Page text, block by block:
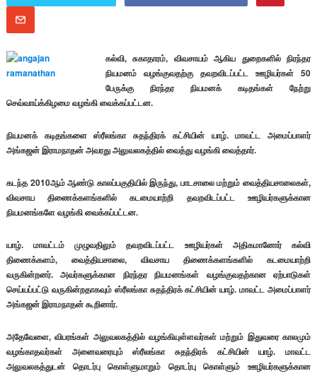
கல்வி, சுகாதாரம், விவசாயம் ஆகிய துறைகளில் நிரந்தர
நியமனம் வழங்குவதற்கு தவறவிடப்பட்ட ஊழியர்கள் 50
பேருக்கு நிரந்தர நியமனக் கடிதங்கள் நேற்று
செவ்வாய்க்கிழமை வழங்கி வைக்கப்பட்டன.
நியமனக் கடிதங்களை ஸ்ரீலங்கா சுதந்திரக் கட்சியின் யாழ். மாவட்ட அமைப்பாளர்
அங்கஜன் இராமநாதன் அவரது அலுவலகத்தில் வைத்து வழங்கி வைத்தார்.
கடந்த 2010ஆம் ஆண்டு காலப்பகுதியில் இருந்து, பாடசாலை மற்றும் வைத்தியசாலைகள்,
விவசாய திணைக்களங்களில் கடமையாற்றி தவறவிடப்பட்ட ஊழியர்களுக்கான
நியமனங்களே வழங்கி வைக்கப்பட்டன.
யாழ். மாவட்டம் முழுவதிலும் தவறவிடப்பட்ட ஊழியர்கள் அதிகமானோர் கல்வி
திணைக்களம், வைத்தியசாலை, விவசாய திணைக்களங்களில் கடமையாற்றி
வருகின்றனர். அவர்களுக்கான நிரந்தர நியமனங்கள் வழங்குவதற்கான ஏற்பாடுகள்
செய்யப்பட்டு வருகின்றதாகவும் ஸ்ரீலங்கா சுதந்திரக் கட்சியின் யாழ். மாவட்ட அமைப்பாளர்
அங்கஜன் இராமநாதன் கூறினார்.
அதேவேளை, விபரங்கள் அலுவலகத்தில் வழங்கியுள்ளவர்கள் மற்றும் இதுவரை காலமும்
வழங்காதவர்கள் அனைவரையும் ஸ்ரீலங்கா சுதந்திரக் கட்சியின் யாழ். மாவட்ட
அலுவலகத்துடன் தொடர்பு கொள்ளுமாறும் தொடர்பு கொள்ளும் ஊழியர்களுக்கான